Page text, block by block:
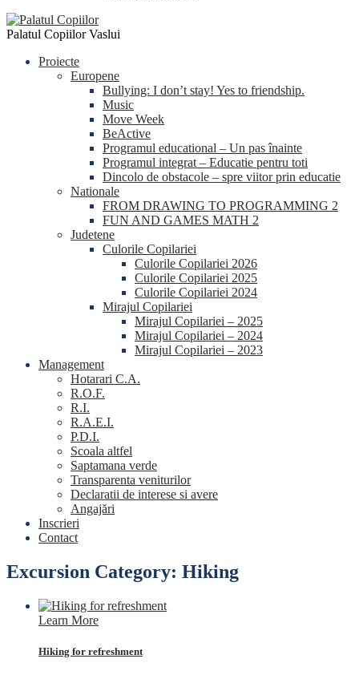
Palatul Copiilor Vaslui
Proiecte
Europene
Bullying: I don’t stay! Yes to friendship.
Music
Move Week
BeActive
Programul educational – Un pas înainte
Programul integrat – Educatie pentru toti
Dincolo de obstacole – spre viitor prin educatie
Nationale
FROM DRAWING TO PROGRAMMING 2
FUN AND GAMES MATH 2
Judetene
Culorile Copilariei
Culorile Copilariei 2026
Culorile Copilariei 2025
Culorile Copilariei 2024
Mirajul Copilariei
Mirajul Copilariei – 2025
Mirajul Copilariei – 2024
Mirajul Copilariei – 2023
Management
Hotarari C.A.
R.O.F.
R.I.
R.A.E.I.
P.D.I.
Scoala altfel
Saptamana verde
Transparenta veniturilor
Declaratii de interese si avere
Angajări
Inscrieri
Contact
Excursion Category: Hiking
Learn More
Hiking for refreshment